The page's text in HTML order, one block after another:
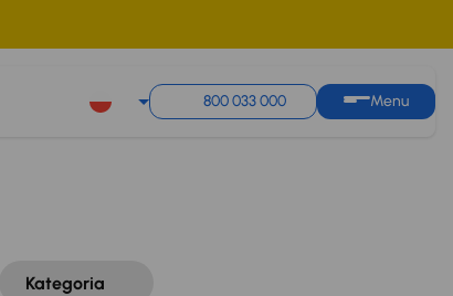
800 033 000 Menu
Kategoria